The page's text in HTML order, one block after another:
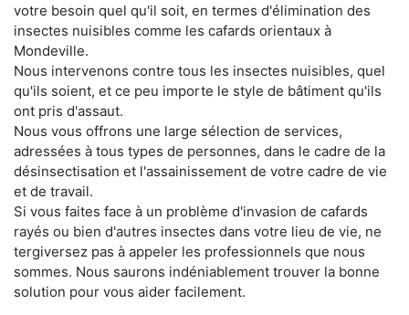
votre besoin quel qu'il soit, en termes d'élimination des
insectes nuisibles comme les cafards orientaux à
Mondeville.
Nous intervenons contre tous les insectes nuisibles, quel
qu'ils soient, et ce peu importe le style de bâtiment qu'ils
ont pris d'assaut.
Nous vous offrons une large sélection de services,
adressées à tous types de personnes, dans le cadre de la
désinsectisation et l'assainissement de votre cadre de vie
et de travail.
Si vous faites face à un problème d'invasion de cafards
rayés ou bien d'autres insectes dans votre lieu de vie, ne
tergiversez pas à appeler les professionnels que nous
sommes. Nous saurons indéniablement trouver la bonne
solution pour vous aider facilement.